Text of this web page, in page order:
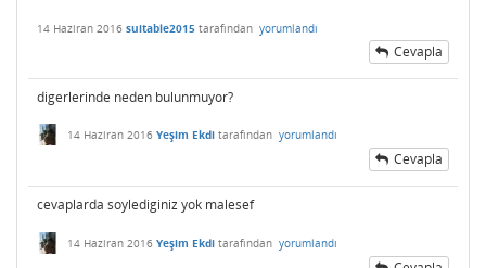
14 Haziran 2016 suitable2015 tarafından yorumlandı
Cevapla
digerlerinde neden bulunmuyor?
14 Haziran 2016 Yeşim Ekdi tarafından yorumlandı
Cevapla
cevaplarda soylediginiz yok malesef
14 Haziran 2016 Yeşim Ekdi tarafından yorumlandı